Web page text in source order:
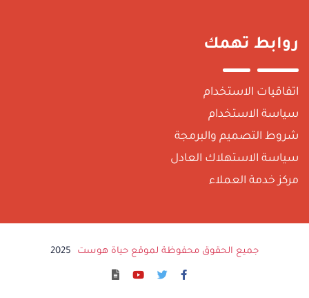
تهمك
الاستخدام
الاستخدام
التصميم والبرمجة
الاستهلاك العادل
خدمة العملاء
جميع الحقوق محفوظة لموقع حياة هوست 2025